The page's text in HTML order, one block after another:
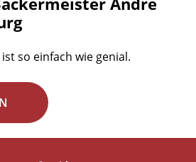
ist so einfach wie genial.